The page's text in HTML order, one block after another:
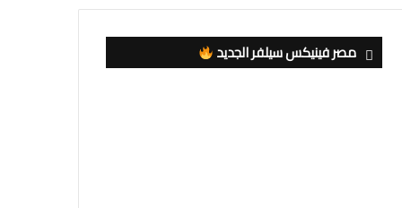
مصر فينيكس سيلفر الجديد